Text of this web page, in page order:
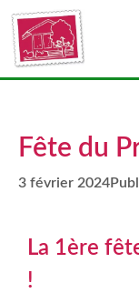
Fête du
3 février 2024
La 1ère
!